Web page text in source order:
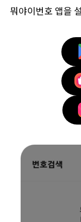
뭐야이번호 앱을